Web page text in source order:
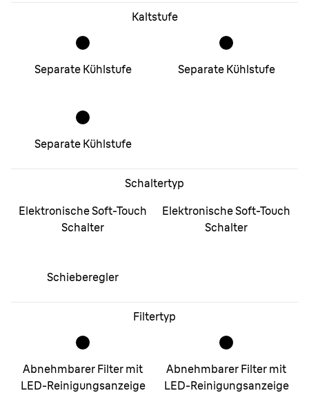
Kaltstufe
Separate Kühlstufe Separate Kühlstufe
Separate Kühlstufe
Schaltertyp
Elektronische Soft-Touch
Schalter
Elektronische Soft-Touch
Schalter
Schieberegler
Filtertyp
Abnehmbarer Filter mit
LED-Reinigungsanzeige
Abnehmbarer Filter mit
LED-Reinigungsanzeige